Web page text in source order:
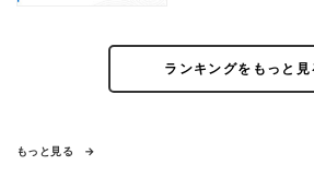
ランキングをもっと見
もっと見る